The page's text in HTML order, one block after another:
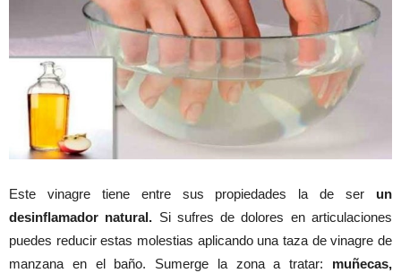
Este vinagre tiene entre sus propiedades la de ser un
desinflamador natural. Si sufres de dolores en articulaciones
puedes reducir estas molestias aplicando una taza de vinagre de
manzana en el baño. Sumerge la zona a tratar: muñecas,